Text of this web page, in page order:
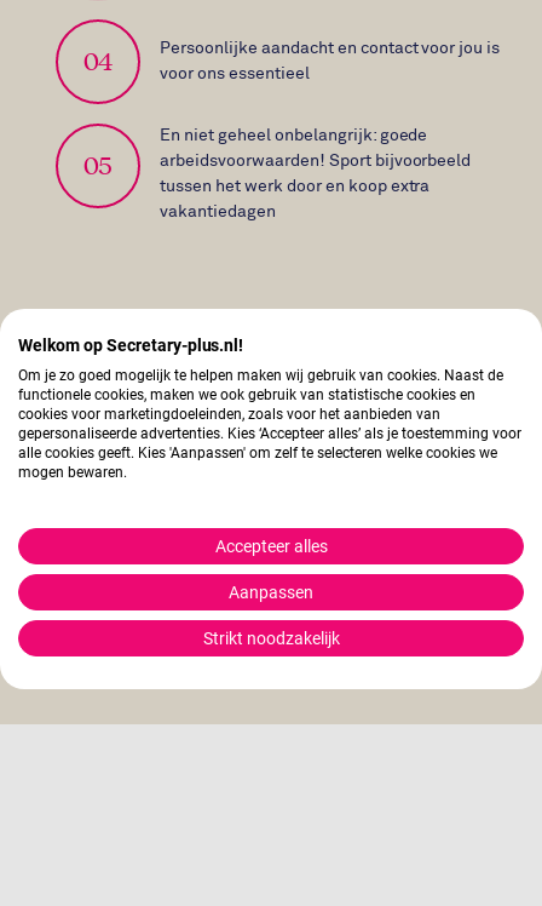
04
Persoonlijke aandacht en contact voor jou is
voor ons essentieel
05
En niet geheel onbelangrijk: goede
arbeidsvoorwaarden! Sport bijvoorbeeld
tussen het werk door en koop extra
vakantiedagen
Onzewaarden
Aandacht, vertrouwen, ontwikkeling, scherpte,
ondernemerschap en verbinden. Dit zijn onze
kernwaarden
diepgeworteld. Het is ons doel en ambitie dat jij
jezelf kunt ontwikkelen, zodat we samen elke dag
een stukje beter worden. En om jezelf te
ontwikkelen, heb je vertrouwen nodig. Wij creëren
die fijne plek voor jou waar jij écht jezelf kunt zijn.
Welkom op Secretary-plus.nl!
Om je zo goed mogelijk te helpen maken wij gebruik van cookies. Naast de
functionele cookies, maken we ook gebruik van statistische cookies en
cookies voor marketingdoeleinden, zoals voor het aanbieden van
gepersonaliseerde advertenties. Kies ‘Accepteer alles’ als je toestemming voor
alle cookies geeft. Kies 'Aanpassen' om zelf te selecteren welke cookies we
mogen bewaren.
Accepteer alles
Aanpassen
Strikt noodzakelijk